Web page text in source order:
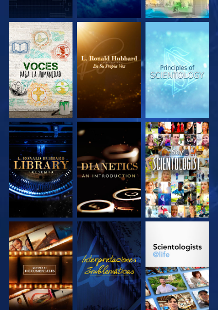
EXPLORA LAS
SERIES
EXPLORA LAS
SERIES
EXPLORA LAS
SERIES
EXPLORA LAS
SERIES
EXPLORA LAS
SERIES
VE
EXPLORA LAS
SERIES
VE
EXPLORA LAS